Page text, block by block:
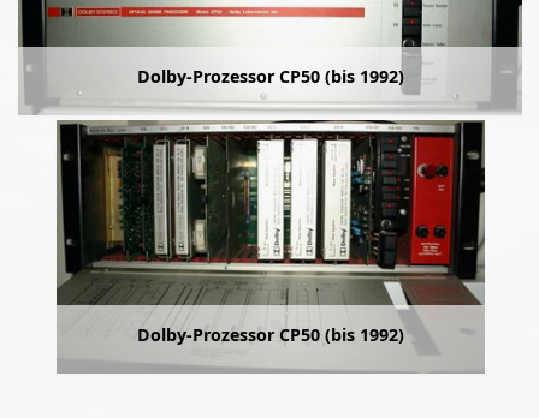
Dolby-Prozessor CP50 (bis 1992)
Dolby-Prozessor CP50 (bis 1992)